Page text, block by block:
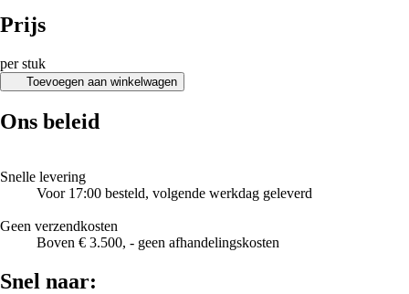
Prijs
per stuk
Toevoegen aan winkelwagen
Ons beleid
Snelle levering
Voor 17:00 besteld, volgende werkdag geleverd
Geen verzendkosten
Boven € 3.500, - geen afhandelingskosten
Snel naar: